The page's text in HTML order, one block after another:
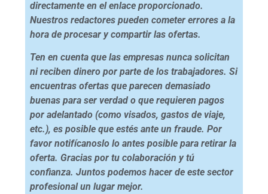
directamente en el enlace proporcionado.
Nuestros redactores pueden cometer errores a la
hora de procesar y compartir las ofertas.
Ten en cuenta que las empresas nunca solicitan
ni reciben dinero por parte de los trabajadores. Si
encuentras ofertas que parecen demasiado
buenas para ser verdad o que requieren pagos
por adelantado (como visados, gastos de viaje,
etc.), es posible que estés ante un fraude. Por
favor notifícanoslo lo antes posible para retirar la
oferta. Gracias por tu colaboración y tú
confianza. Juntos podemos hacer de este sector
profesional un lugar mejor.